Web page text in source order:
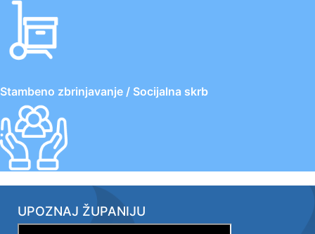
Stambeno zbrinjavanje / Socijalna skrb
UPOZNAJ ŽUPANIJU